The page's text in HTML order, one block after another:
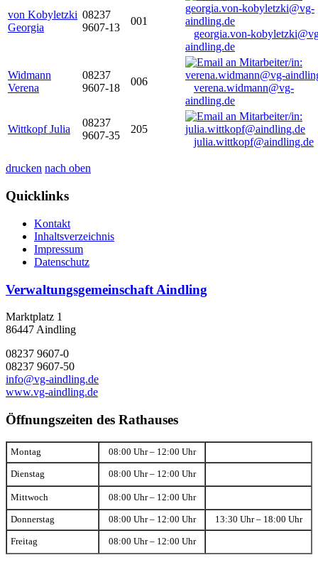
von Kobyletzki
Georgia
08237
9607-13
001
georgia.von-
aindling.de
Widmann
Verena
08237
9607-18
006
verena.widmann@vg-
aindling.de
Wittkopf Julia
08237
9607-35
205
julia.wittkopf@aindling.de
drucken nach oben
Quicklinks
Kontakt
Inhaltsverzeichnis
Impressum
Datenschutz
Verwaltungsgemeinschaft Aindling
Marktplatz 1
86447 Aindling
08237 9607-0
08237 9607-50
info@vg-aindling.de
www.vg-aindling.de
Öffnungszeiten des Rathauses
Montag 08:00 Uhr – 12:00 Uhr
Dienstag 08:00 Uhr – 12:00 Uhr
Mittwoch 08:00 Uhr – 12:00 Uhr
Donnerstag 08:00 Uhr – 12:00 Uhr 13:30 Uhr – 18:00 Uhr
Freitag 08:00 Uhr – 12:00 Uhr